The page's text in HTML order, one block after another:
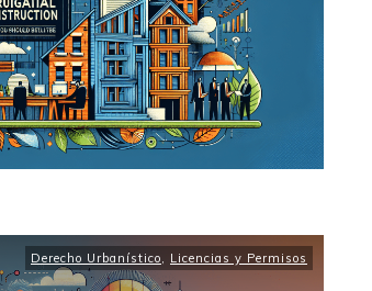
Derecho Urbanístico, Licencias y Permisos